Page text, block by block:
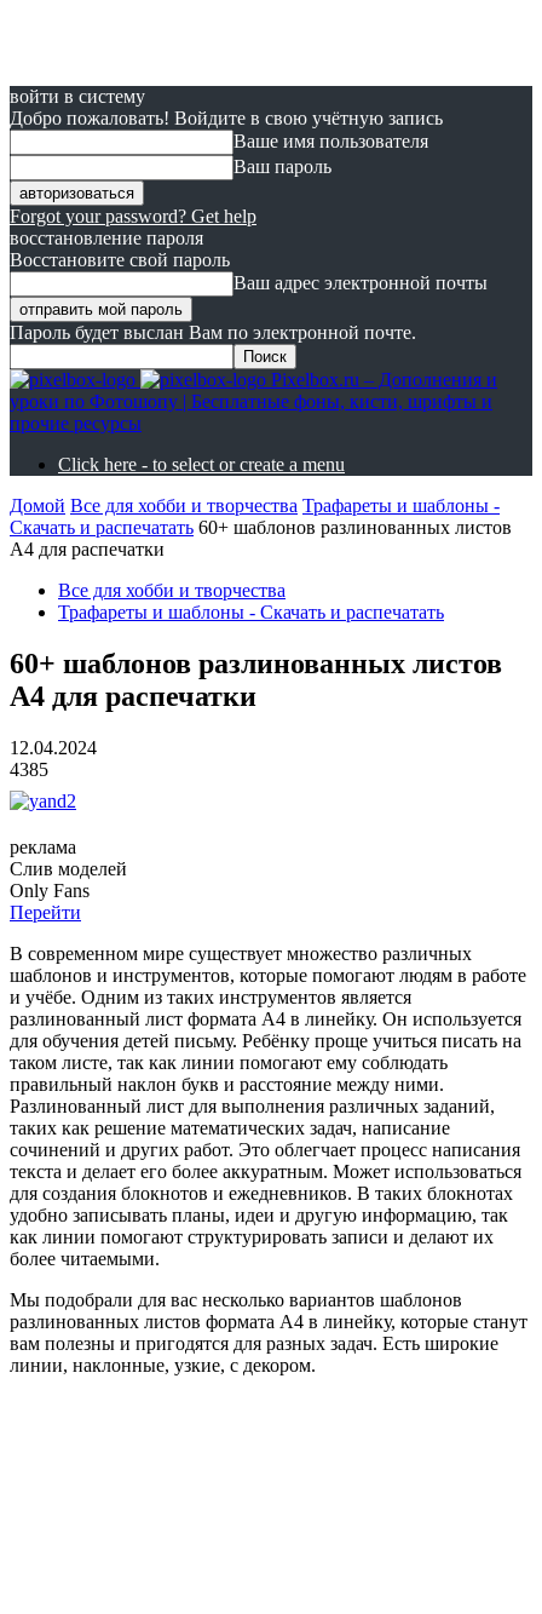
войти в систему
Добро пожаловать! Войдите в свою учётную запись
Ваше имя пользователя
Ваш пароль
Forgot your password? Get help
восстановление пароля
Восстановите свой пароль
Ваш адрес электронной почты
Пароль будет выслан Вам по электронной почте.
Pixelbox.ru – Дополнения и
уроки по Фотошопу | Бесплатные фоны, кисти, шрифты и
прочие ресурсы
Click here - to select or create a menu
Домой Все для хобби и творчества Трафареты и шаблоны -
Скачать и распечатать 60+ шаблонов разлинованных листов
А4 для распечатки
Все для хобби и творчества
Трафареты и шаблоны - Скачать и распечатать
60+ шаблонов разлинованных листов
А4 для распечатки
12.04.2024
4385
реклама
Слив моделей
Only Fans
Перейти
В современном мире существует множество различных
шаблонов и инструментов, которые помогают людям в работе
и учёбе. Одним из таких инструментов является
разлинованный лист формата А4 в линейку. Он используется
для обучения детей письму. Ребёнку проще учиться писать на
таком листе, так как линии помогают ему соблюдать
правильный наклон букв и расстояние между ними.
Разлинованный лист для выполнения различных заданий,
таких как решение математических задач, написание
сочинений и других работ. Это облегчает процесс написания
текста и делает его более аккуратным. Может использоваться
для создания блокнотов и ежедневников. В таких блокнотах
удобно записывать планы, идеи и другую информацию, так
как линии помогают структурировать записи и делают их
более читаемыми.
Мы подобрали для вас несколько вариантов шаблонов
разлинованных листов формата А4 в линейку, которые станут
вам полезны и пригодятся для разных задач. Есть широкие
линии, наклонные, узкие, с декором.